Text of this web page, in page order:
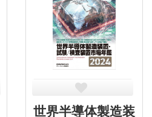
世界半導体製造装